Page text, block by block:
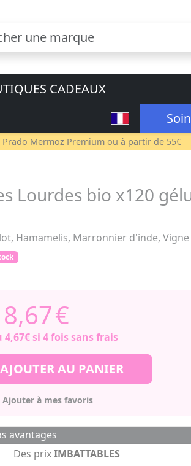
CADEAUX
Prado Mermoz Premium ou à partir de 55€
Lourdes bio x120
Hamamelis, Marronnier d'inde,
€
4,67€si 4 fois sans frais
AJOUTER AU PANIER
Ajouter à mes favoris
avantages
Des prixIMBATTABLES